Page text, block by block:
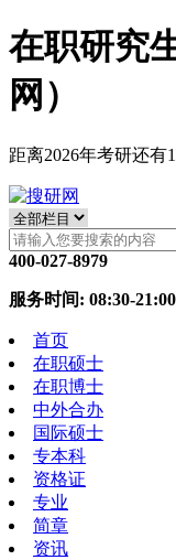
在职研究
网）
距离2026年考研还有
400-027-8979
服务时间: 08:30-21:00
首页
在职硕士
在职博士
中外合办
国际硕士
专本科
资格证
专业
简章
资讯